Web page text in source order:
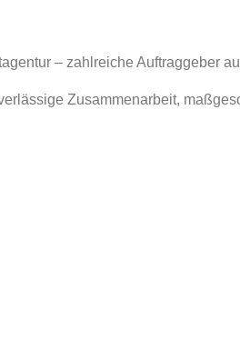
– zahlreiche Auftraggeber
Zusammenarbeit,